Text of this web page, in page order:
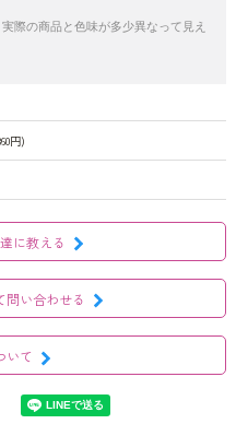
際の商品と色味が多少異なって見え
円)
に教える
問い合わせる
いて